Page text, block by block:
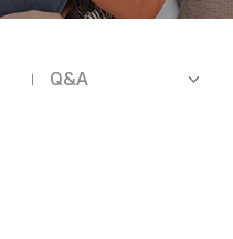
Q&A